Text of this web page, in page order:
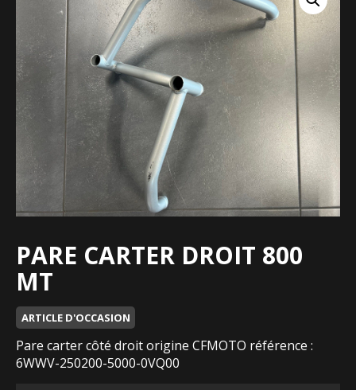
PARE CARTER DROIT 800
MT
ARTICLE D'OCCASION
Pare carter côté droit origine CFMOTO référence :
6WWV-250200-5000-0VQ00